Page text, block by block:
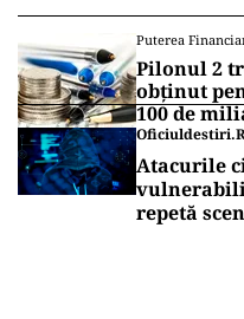
Puterea
Pilonul 2
obținut
100 de
Atacurile
repetă